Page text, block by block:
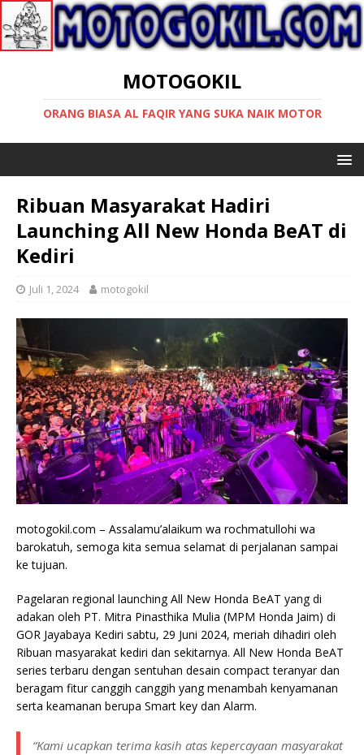
MOTOGOKIL
ORANG BIASA AL FAQIR YANG SUKA NAIK MOTOR
Ribuan Masyarakat Hadiri
Launching All New Honda BeAT di
Kediri
Juli 1, 2024 motogokil
motogokil.com – Assalamu’alaikum wa rochmatullohi wa
barokatuh, semoga kita semua selamat di perjalanan sampai
ke tujuan.
Pagelaran regional launching All New Honda BeAT yang di
adakan oleh PT. Mitra Pinasthika Mulia (MPM Honda Jaim) di
GOR Jayabaya Kediri sabtu, 29 Juni 2024, meriah dihadiri oleh
Ribuan masyarakat kediri dan sekitarnya. All New Honda BeAT
series terbaru dengan sentuhan desain compact teranyar dan
beragam fitur canggih canggih yang menambah kenyamanan
serta keamanan berupa Smart key dan Alarm.
“Kami ucapkan terima kasih atas kepercayaan masyarakat